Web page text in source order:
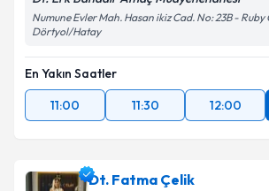
Numune Evler Mah. Hasan ikiz Cad. No: 23B - Ruby
Dörtyol/Hatay
En Yakın Saatler
11:00
11:30 12:00
Dt. Fatma Çelik